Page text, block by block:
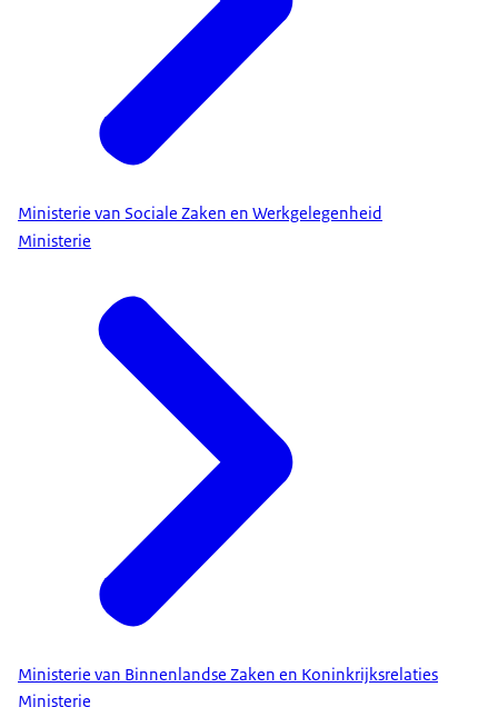
Ministerie van Sociale Zaken en Werkgelegenheid
Ministerie
Ministerie van Binnenlandse Zaken en Koninkrijksrelaties
Ministerie